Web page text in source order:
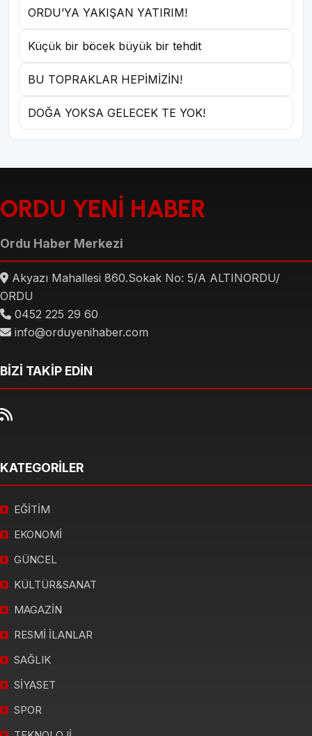
ORDU’YA YAKIŞAN YATIRIM!
Küçük bir böcek büyük bir tehdit
BU TOPRAKLAR HEPİMİZİN!
DOĞA YOKSA GELECEK TE YOK!
ORDU YENİ HABER
Ordu Haber Merkezi
Akyazı Mahallesi 860.Sokak No: 5/A ALTINORDU/
ORDU
0452 225 29 60
info@orduyenihaber.com
BİZİ TAKİP EDİN
KATEGORİLER
EĞİTİM
EKONOMİ
GÜNCEL
KÜLTÜR&SANAT
MAGAZİN
RESMİ İLANLAR
SAĞLIK
SİYASET
SPOR